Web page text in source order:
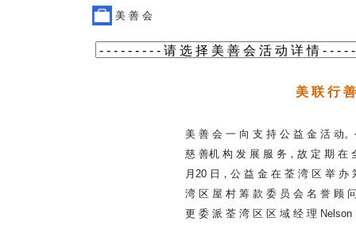
美 善 会
美 联 行
美 善 会 一 向 支 持 公 益 金 活 动
慈 善机 构 发 展 服 务，故 定 期 在
月20 日，公 益 金 在 荃 湾 区 举 办
湾 区 屋 村 筹 款 委 员 会 名 誉 顾
更 委 派 荃 湾 区 区 域 经 理